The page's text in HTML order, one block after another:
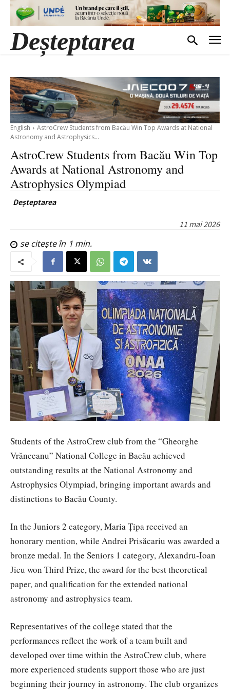
Deșteptarea
English
AstroCrew Students from Bacău Win Top Awards at National
Astronomy and Astrophysics...
AstroCrew Students from Bacău Win Top
Awards at National Astronomy and
Astrophysics Olympiad
Deșteptarea
11 mai 2026
se citește în 1 min.
Students of the AstroCrew club from the “Gheorghe
Vrănceanu” National College in Bacău achieved
outstanding results at the National Astronomy and
Astrophysics Olympiad, bringing important awards and
distinctions to Bacău County.
In the Juniors 2 category, Maria Țipa received an
honorary mention, while Andrei Prisăcariu was awarded a
bronze medal. In the Seniors 1 category, Alexandru-Ioan
Jicu won Third Prize, the award for the best theoretical
paper, and qualification for the extended national
astronomy and astrophysics team.
Representatives of the college stated that the
performances reflect the work of a team built and
developed over time within the AstroCrew club, where
more experienced students support those who are just
beginning their journey in astronomy. The club organizes